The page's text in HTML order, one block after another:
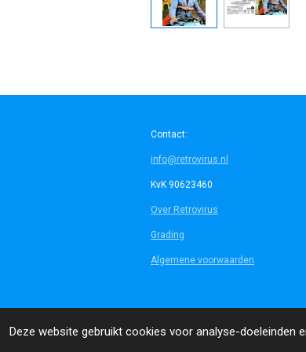
Deze website gebruikt cookies voor analyse-doeleinden
Contact:
info@retrovirus.nl
KvK 90623460
Over Retrovirus
Grading
Algemene voorwaarden